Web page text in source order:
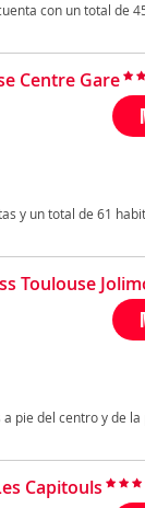
con un total de
Centre Gare
y un total de 61
Toulouse
pie del centro y de la
Capitouls